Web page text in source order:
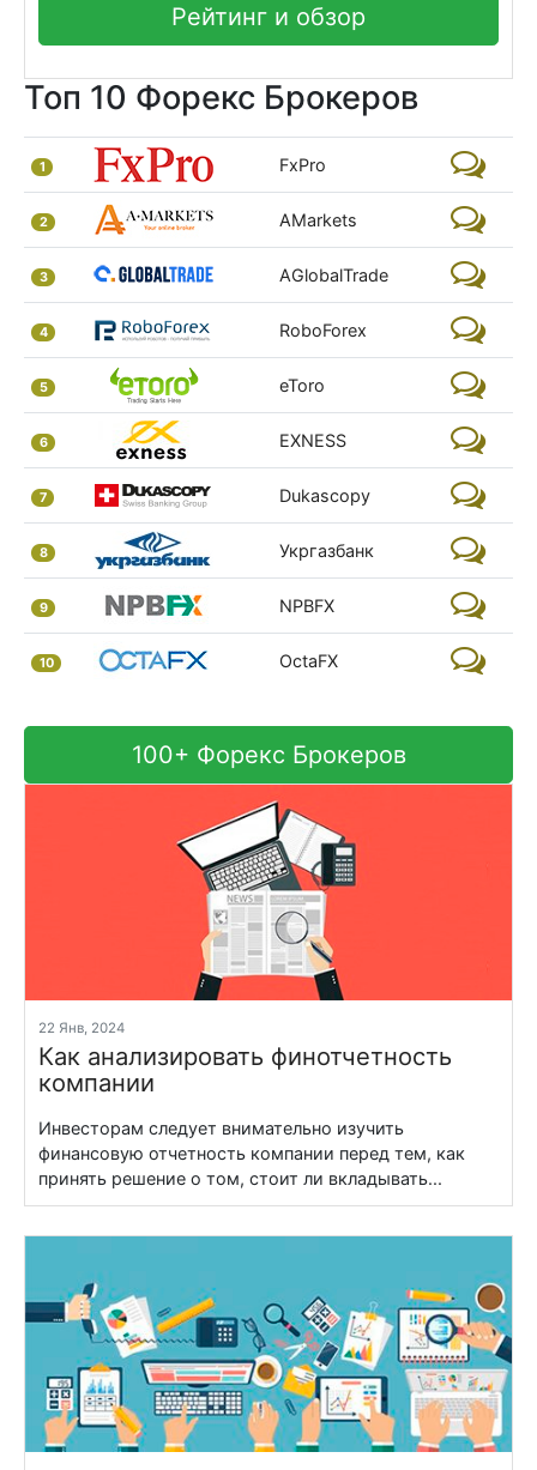
Рейтинг и обзор
Топ 10 Форекс Брокеров
1 FxPro
2 AMarkets
3 AGlobalTrade
4 RoboForex
5 eToro
6 EXNESS
7 Dukascopy
8 Укргазбанк
9 NPBFX
10 OctaFX
100+ Форекс Брокеров
22 Янв, 2024
Как анализировать финотчетность
компании
Инвесторам следует внимательно изучить
финансовую отчетность компании перед тем, как
принять решение о том, стоит ли вкладывать...